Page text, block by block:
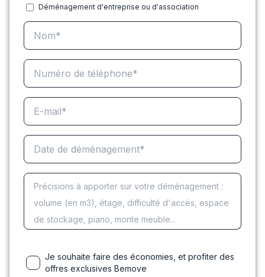
Déménagement d'entreprise ou d'association
Je souhaite faire des économies, et profiter des
offres exclusives Bemove